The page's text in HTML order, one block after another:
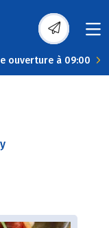
ouverture à 09:00